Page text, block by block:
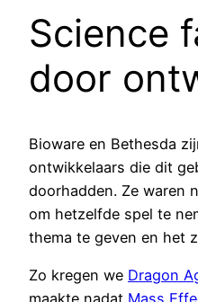
Science
door
Bioware en Bethesda
ontwikkelaars die dit
doorhadden. Ze waren
om hetzelfde spel te
thema te geven en het
Zo kregen we Dragon